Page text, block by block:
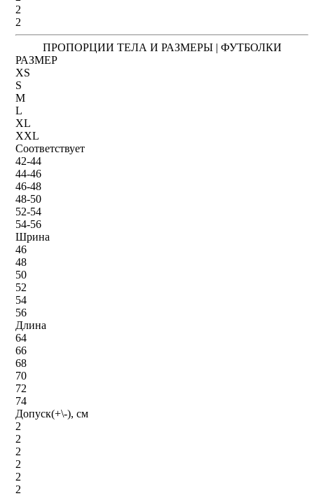
2
2
ПРОПОРЦИИ ТЕЛА И РАЗМЕРЫ | ФУТБОЛКИ
РАЗМЕР
XS
S
M
L
XL
XXL
Соответствует
42-44
44-46
46-48
48-50
52-54
54-56
Шрина
46
48
50
52
54
56
Длина
64
66
68
70
72
74
Допуск(+\-), см
2
2
2
2
2
2